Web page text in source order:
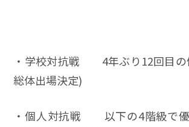
・学校対抗戦 4年ぶり12回目の
総体出場決定)
・個人対抗戦 以下の4階級で